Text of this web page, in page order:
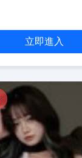
立即進入